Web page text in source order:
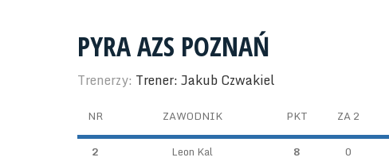
PYRA AZS POZNAŃ
Trenerzy: Trener: Jakub Czwakiel
NR ZAWODNIK PKT ZA 2
2 Leon Kal 8 0